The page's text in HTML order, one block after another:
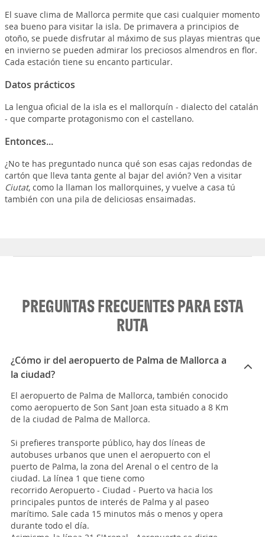
El suave clima de Mallorca permite que casi cualquier momento
sea bueno para visitar la isla. De primavera a principios de
otoño, se puede disfrutar al máximo de sus playas mientras que
en invierno se pueden admirar los preciosos almendros en flor.
Cada estación tiene su encanto particular.
Datos prácticos
La lengua oficial de la isla es el mallorquín - dialecto del catalán
- que comparte protagonismo con el castellano.
Entonces...
¿No te has preguntado nunca qué son esas cajas redondas de
cartón que lleva tanta gente al bajar del avión? Ven a visitar
Ciutat, como la llaman los mallorquines, y vuelve a casa tú
también con una pila de deliciosas ensaimadas.
PREGUNTAS FRECUENTES PARA ESTA
RUTA
¿Cómo ir del aeropuerto de Palma de Mallorca a
la ciudad?
El aeropuerto de Palma de Mallorca, también conocido
como aeropuerto de Son Sant Joan esta situado a 8 Km
de la ciudad de Palma de Mallorca.
Si prefieres transporte público, hay dos líneas de
autobuses urbanos que unen el aeropuerto con el
puerto de Palma, la zona del Arenal o el centro de la
ciudad. La línea 1 que tiene como
recorrido Aeropuerto - Ciudad - Puerto va hacia los
principales puntos de interés de Palma y al paseo
marítimo. Sale cada 15 minutos más o menos y opera
durante todo el día.